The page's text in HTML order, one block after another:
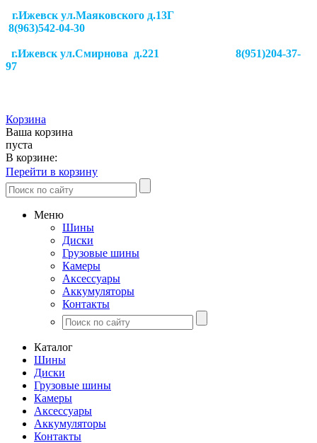
г.Ижевск ул.Маяковского д.13Г
8(963)542-04-30
г.Ижевск ул.Смирнова д.221
8(951)204-37-
97
Корзина
Ваша корзина
пуста
В корзине:
Перейти в корзину
Меню
Шины
Диски
Грузовые шины
Камеры
Аксессуары
Аккумуляторы
Контакты
Каталог
Шины
Диски
Грузовые шины
Камеры
Аксессуары
Аккумуляторы
Контакты